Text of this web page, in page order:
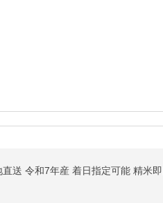
送 令和7年産 着日指定可能 精米